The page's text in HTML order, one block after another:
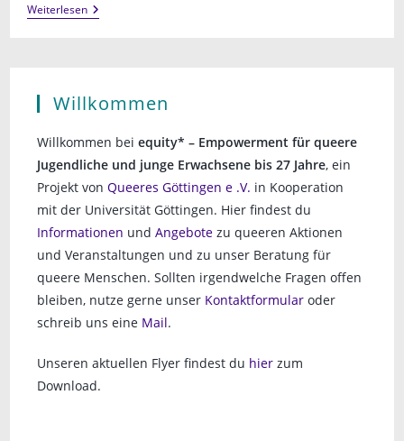
WeiterlesenUnd
Immer
Dem
Geschlecht:
Fordern
Selbstbestimmung!
Willkommen
Willkommen beiequity* – Empowerment für queere
Jugendliche und junge Erwachsene bis 27 Jahre, ein
Projekt vonQueeres Göttingen e .V. in Kooperation
mit der Universität Göttingen. Hier findest du
Informationen undAngebote zu queeren Aktionen
und Veranstaltungen und zu unser Beratung für
queere Menschen. Sollten irgendwelche Fragen offen
bleiben, nutze gerne unser Kontaktformular oder
schreib uns eine Mail.
Unseren aktuellen Flyer findest du hier zum
Download.